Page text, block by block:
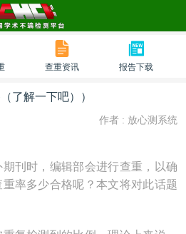
查重资讯 报告下载
了解一下吧））
作者 : 放心测系统
刊时，编辑部会进行查重，以确
率多少合格呢？本文将对此话题